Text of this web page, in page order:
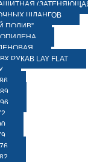
ШЛАНГОВ
ПОЛИВ”
РУКАВ LAY FLAT